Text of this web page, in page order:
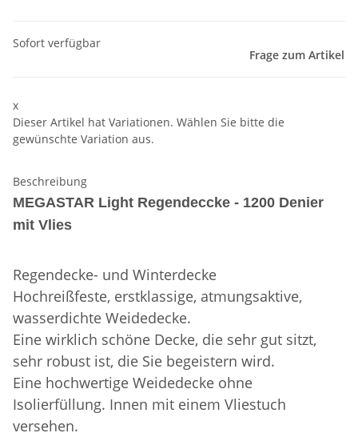
Sofort verfügbar
Frage zum Artikel
x
Dieser Artikel hat Variationen. Wählen Sie bitte die
gewünschte Variation aus.
Beschreibung
MEGASTAR Light Regendeccke - 1200 Denier
mit Vlies
Regendecke- und Winterdecke
Hochreißfeste, erstklassige, atmungsaktive,
wasserdichte Weidedecke.
Eine wirklich schöne Decke, die sehr gut sitzt,
sehr robust ist, die Sie begeistern wird.
Eine hochwertige Weidedecke ohne
Isolierfüllung. Innen mit einem Vliestuch
versehen.